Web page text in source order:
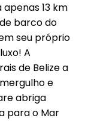
13 km
barco do
seu próprio
A
de Belize a
e
abriga
para o Mar